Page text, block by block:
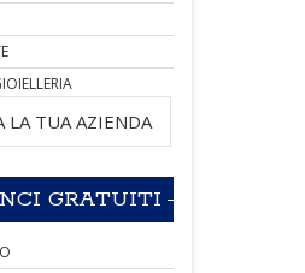
LA TUA AZIENDA
GRATUITI